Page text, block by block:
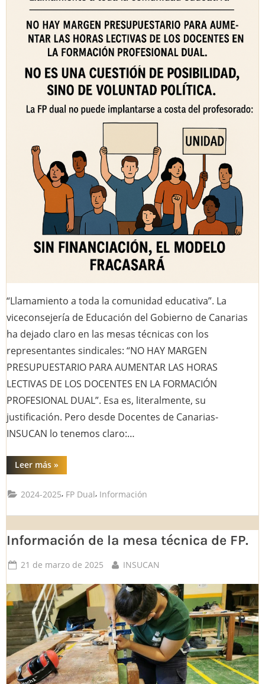
“Llamamiento a toda la comunidad educativa”. La
viceconsejería de Educación del Gobierno de Canarias
ha dejado claro en las mesas técnicas con los
representantes sindicales: “NO HAY MARGEN
PRESUPUESTARIO PARA AUMENTAR LAS HORAS
LECTIVAS DE LOS DOCENTES EN LA FORMACIÓN
PROFESIONAL DUAL”. Esa es, literalmente, su
justificación. Pero desde Docentes de Canarias-
INSUCAN lo tenemos claro:…
Leer más“LA
LUCHA
LA
FP
NO
MÁS
DINERO
¿Y
QUÉ?”
»
2024-2025, FP Dual, Información
Información de la mesa técnica de FP.
Posted
21 de marzo de 2025 By
INSUCAN